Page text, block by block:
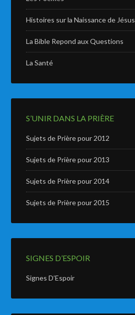
Histoires sur la Naissance de Jésus
La Bible Repond aux Questions
La Santé
S’UNIR DANS LA PRIÈRE
Sujets de Prière pour 2012
Sujets de Prière pour 2013
Sujets de Prière pour 2014
Sujets de Prière pour 2015
SIGNES D’ESPOIR
Signes D’Espoir